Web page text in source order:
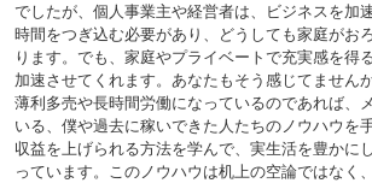
でしたが、個人事業主や経営者は、ビジネスを加
時間をつぎ込む必要があり、どうしても家庭がお
ります。でも、家庭やプライベートで充実感を得
加速させてくれます。あなたもそう感じてません
薄利多売や長時間労働になっているのであれば、
いる、僕や過去に稼いできた人たちのノウハウを
収益を上げられる方法を学んで、実生活を豊かに
っています。このノウハウは机上の空論ではなく